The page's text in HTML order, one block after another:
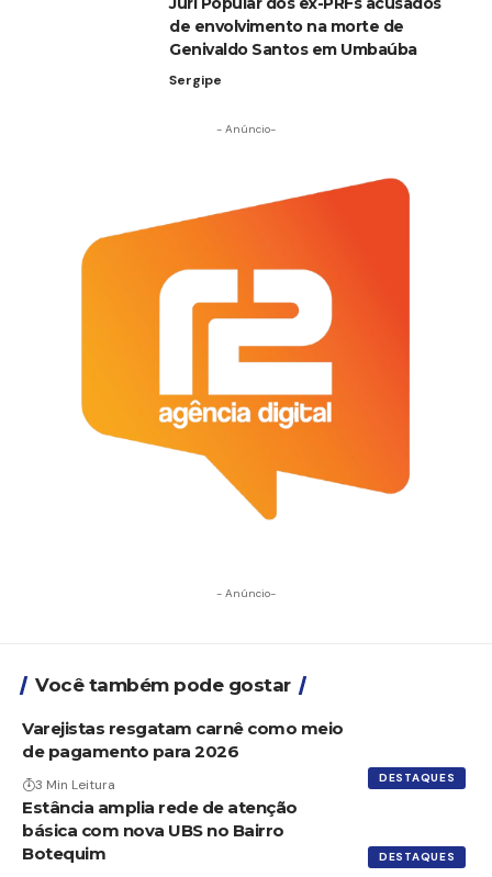
de envolvimento na morte de
Genivaldo Santos em Umbaúba
Sergipe
- Anúncio-
- Anúncio-
Você também pode gostar
DESTAQUES
Varejistas resgatam carnê como meio
de pagamento para 2026
3 Min Leitura
DESTAQUES
Estância amplia rede de atenção
básica com nova UBS no Bairro
Botequim